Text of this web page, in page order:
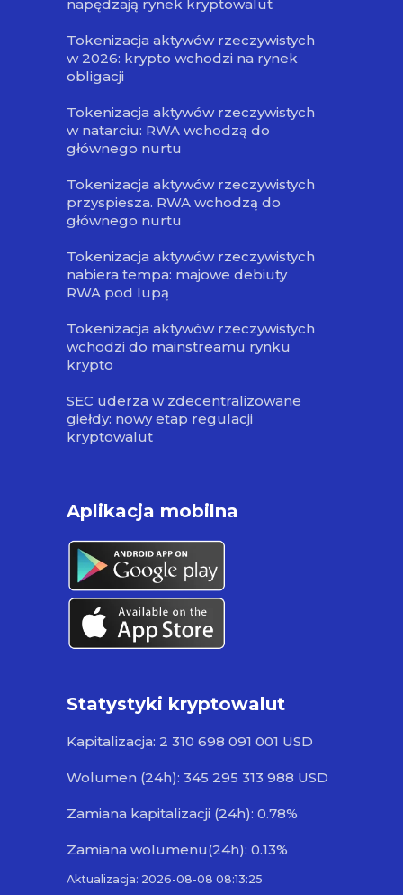
napędzają rynek kryptowalut
Tokenizacja aktywów rzeczywistych
w 2026: krypto wchodzi na rynek
obligacji
Tokenizacja aktywów rzeczywistych
w natarciu: RWA wchodzą do
głównego nurtu
Tokenizacja aktywów rzeczywistych
przyspiesza. RWA wchodzą do
głównego nurtu
Tokenizacja aktywów rzeczywistych
nabiera tempa: majowe debiuty
RWA pod lupą
Tokenizacja aktywów rzeczywistych
wchodzi do mainstreamu rynku
krypto
SEC uderza w zdecentralizowane
giełdy: nowy etap regulacji
kryptowalut
Aplikacja mobilna
Statystyki kryptowalut
Kapitalizacja: 2 310 698 091 001 USD
Wolumen (24h): 345 295 313 988 USD
Zamiana kapitalizacji (24h): 0.78%
Zamiana wolumenu(24h): 0.13%
Aktualizacja: 2026-08-08 08:13:25